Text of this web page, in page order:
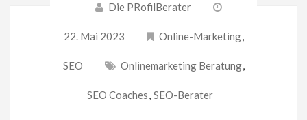
Die PRofilBerater
22. Mai 2023 Online-Marketing,
SEO Onlinemarketing Beratung,
SEO Coaches, SEO-Berater